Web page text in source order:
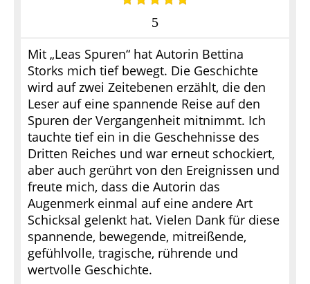
5
Mit „Leas Spuren“ hat Autorin Bettina
Storks mich tief bewegt. Die Geschichte
wird auf zwei Zeitebenen erzählt, die den
Leser auf eine spannende Reise auf den
Spuren der Vergangenheit mitnimmt. Ich
tauchte tief ein in die Geschehnisse des
Dritten Reiches und war erneut schockiert,
aber auch gerührt von den Ereignissen und
freute mich, dass die Autorin das
Augenmerk einmal auf eine andere Art
Schicksal gelenkt hat. Vielen Dank für diese
spannende, bewegende, mitreißende,
gefühlvolle, tragische, rührende und
wertvolle Geschichte.